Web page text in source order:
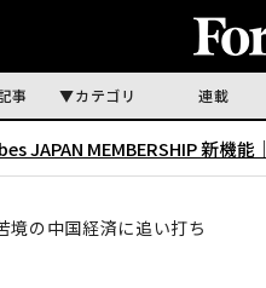
事 カテゴリ 連載
JAPAN MEMBERSHIP 新機能｜
境の中国経済に追い打ち